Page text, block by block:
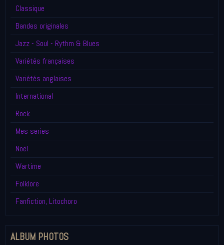
Classique
Bandes originales
Jazz - Soul - Rythm & Blues
Variétés françaises
Variétés anglaises
International
Rock
Mes series
Noël
Wartime
Folklore
Fanfiction, Litochoro
ALBUM PHOTOS